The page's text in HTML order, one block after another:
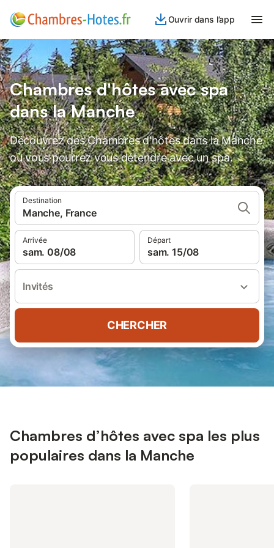
Ouvrir dans l’app
Chambres d'hôtes avec spa
dans la Manche
Découvrez des Chambres d'hôtes dans la Manche
où vous pourrez vous détendre avec un spa.
Destination
Manche, France
Arrivée
sam. 08/08
Départ
sam. 15/08
Invités
CHERCHER
Chambres d’hôtes avec spa les plus
populaires dans la Manche